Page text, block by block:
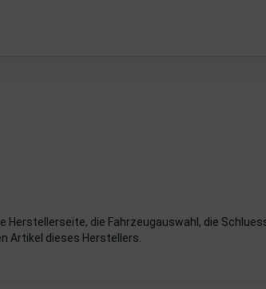
Herstellerseite, die Fahrzeugauswahl, die
Artikel dieses Herstellers.